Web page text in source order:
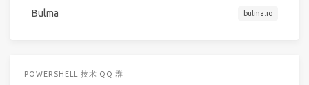
Bulma bulma.io
POWERSHELL 技术 QQ 群